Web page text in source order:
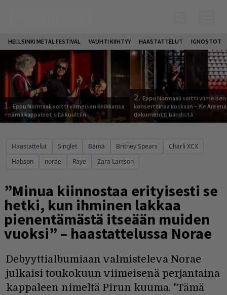
HELLSINKI METAL FESTIVAL VAUHTI KIIHTYY HAASTATTELUT IGNOSTOT
1. Eppu Normaali soitti viimeisen keikkansa
– nämä kappaleet sillä kuultiin
2. Eppu Normaali soitti viimeisen
konserttinsa koskaan – Yle
dokumentti bändistä
Haastattelut Singlet Bämä Britney Spears
Charli XCX
Habson
norae Raye Zara Larrson
”Minua kiinnostaa erityisesti se
hetki, kun ihminen lakkaa
pienentämästä itseään muiden
vuoksi” – haastattelussa Norae
Debyyttialbumiaan valmisteleva Norae
julkaisi toukokuun viimeisenä perjantaina
kappaleen nimeltä Pirun kuuma. "Tämä